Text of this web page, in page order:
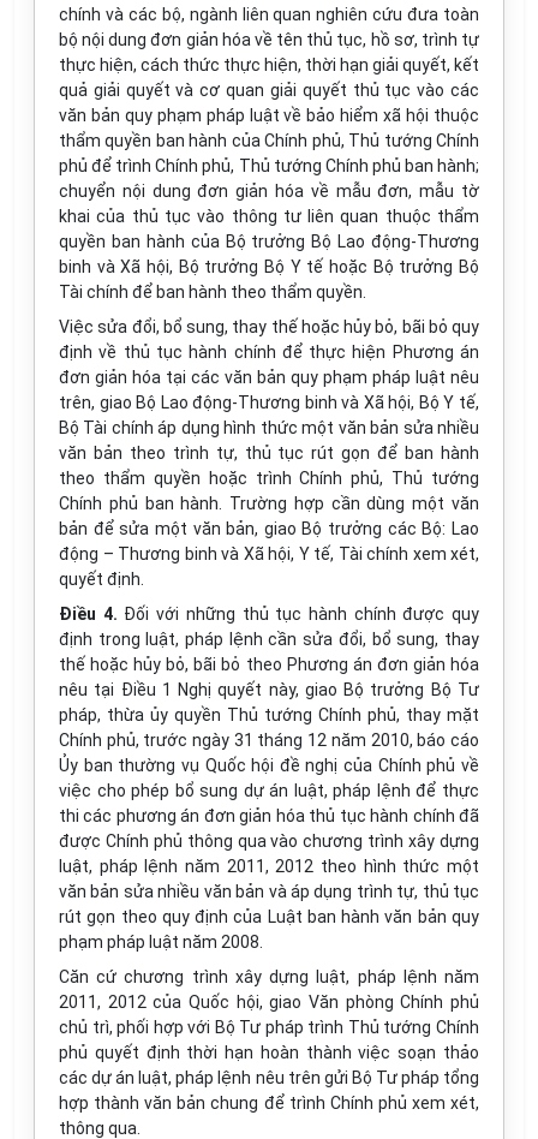
chính và các bộ, ngành liên quan nghiên cứu đưa toàn
bộ nội dung đơn giản hóa về tên thủ tục, hồ sơ, trình tự
thực hiện, cách thức thực hiện, thời hạn giải quyết, kết
quả giải quyết và cơ quan giải quyết thủ tục vào các
văn bản quy phạm pháp luật về bảo hiểm xã hội thuộc
thẩm quyền ban hành của Chính phủ, Thủ tướng Chính
phủ để trình Chính phủ, Thủ tướng Chính phủ ban hành;
chuyển nội dung đơn giản hóa về mẫu đơn, mẫu tờ
khai của thủ tục vào thông tư liên quan thuộc thẩm
quyền ban hành của Bộ trưởng Bộ Lao động-Thương
binh và Xã hội, Bộ trưởng Bộ Y tế hoặc Bộ trưởng Bộ
Tài chính để ban hành theo thẩm quyền.
Việc sửa đổi, bổ sung, thay thế hoặc hủy bỏ, bãi bỏ quy
định về thủ tục hành chính để thực hiện Phương án
đơn giản hóa tại các văn bản quy phạm pháp luật nêu
trên, giao Bộ Lao động-Thương binh và Xã hội, Bộ Y tế,
Bộ Tài chính áp dụng hình thức một văn bản sửa nhiều
văn bản theo trình tự, thủ tục rút gọn để ban hành
theo thẩm quyền hoặc trình Chính phủ, Thủ tướng
Chính phủ ban hành. Trường hợp cần dùng một văn
bản để sửa một văn bản, giao Bộ trưởng các Bộ: Lao
động – Thương binh và Xã hội, Y tế, Tài chính xem xét,
quyết định.
Điều 4. Đối với những thủ tục hành chính được quy
định trong luật, pháp lệnh cần sửa đổi, bổ sung, thay
thế hoặc hủy bỏ, bãi bỏ theo Phương án đơn giản hóa
nêu tại Điều 1 Nghị quyết này, giao Bộ trưởng Bộ Tư
pháp, thừa ủy quyền Thủ tướng Chính phủ, thay mặt
Chính phủ, trước ngày 31 tháng 12 năm 2010, báo cáo
Ủy ban thường vụ Quốc hội đề nghị của Chính phủ về
việc cho phép bổ sung dự án luật, pháp lệnh để thực
thi các phương án đơn giản hóa thủ tục hành chính đã
được Chính phủ thông qua vào chương trình xây dựng
luật, pháp lệnh năm 2011, 2012 theo hình thức một
văn bản sửa nhiều văn bản và áp dụng trình tự, thủ tục
rút gọn theo quy định của Luật ban hành văn bản quy
phạm pháp luật năm 2008.
Căn cứ chương trình xây dựng luật, pháp lệnh năm
2011, 2012 của Quốc hội, giao Văn phòng Chính phủ
chủ trì, phối hợp với Bộ Tư pháp trình Thủ tướng Chính
phủ quyết định thời hạn hoàn thành việc soạn thảo
các dự án luật, pháp lệnh nêu trên gửi Bộ Tư pháp tổng
hợp thành văn bản chung để trình Chính phủ xem xét,
thông qua.